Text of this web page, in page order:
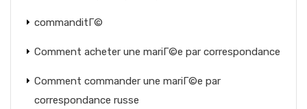
commanditГ©
Comment acheter une mariГ©e par correspondance
Comment commander une mariГ©e par
correspondance russe